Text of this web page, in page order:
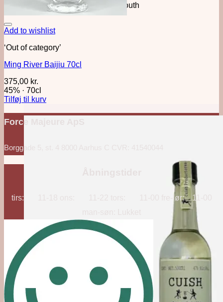
Vertmouth
Add to wishlist
‘Out of category’
Ming River Baijiu 70cl
375,00 kr.
45% · 70cl
Tilføj til kurv
Force Majeure ApS
Borggade 5, st. 4 8000 Aarhus C CVR: 41540044
tirs: 11-18 ons: 11-22 tors: 11-00 fre-lør: 11-00